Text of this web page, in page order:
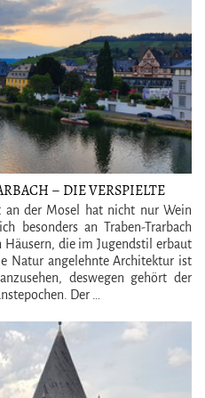
– DIE VERSPIELTE
an der Mosel hat nicht nur Wein
besonders an Traben-Trarbach
die im Jugendstil erbaut
Natur angelehnte Architektur ist
deswegen gehört der
Der …